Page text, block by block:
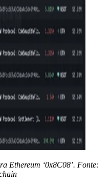
Ethereum ‘0x8C08’. Fonte: